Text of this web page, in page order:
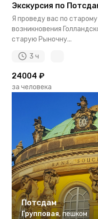
Экскурсия по
Я проведу вас по
возникновения
старую Рыночну...
3 ч
24004 ₽
за человека
Потсдам
Групповая, пешком